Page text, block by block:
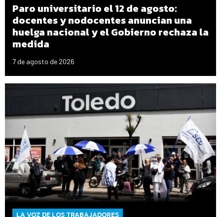
Paro universitario el 12 de agosto:
docentes y nodocentes anuncian una
huelga nacional y el Gobierno rechaza la
medida
7 de agosto de 2026
LA VOZ DE LOS TRABAJADORES